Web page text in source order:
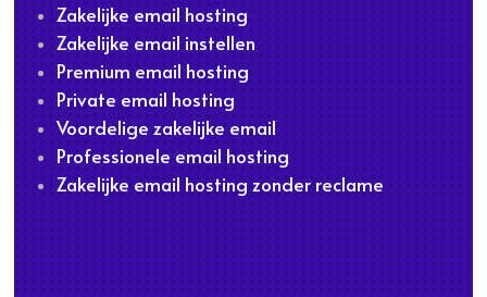
Zakelijke email hosting
Zakelijke email instellen
Premium email hosting
Private email hosting
Voordelige zakelijke email
Professionele email hosting
Zakelijke email hosting zonder reclame